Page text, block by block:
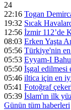
24
22:16 Togan
19:32 Sıcak
12:56 İzmir 112’de
08:03 Erken Yaşta
05:56 Türkiye'nin
05:53 Eyyam-I
05:50 İşgal edilmesi
05:46 iltica için en
05:41 Fotoğraf
05:39 İslam'ın ilk
Günün tüm haberleri